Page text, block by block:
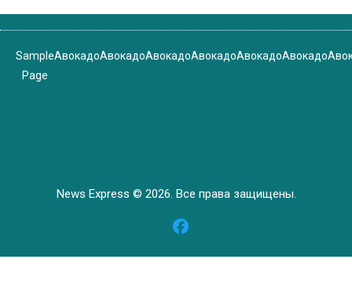
Sample
Page
АвокадоАвокадоАвокадоАвокадоАвокадоАвокадо
News Express © 2026. Все права защищены.